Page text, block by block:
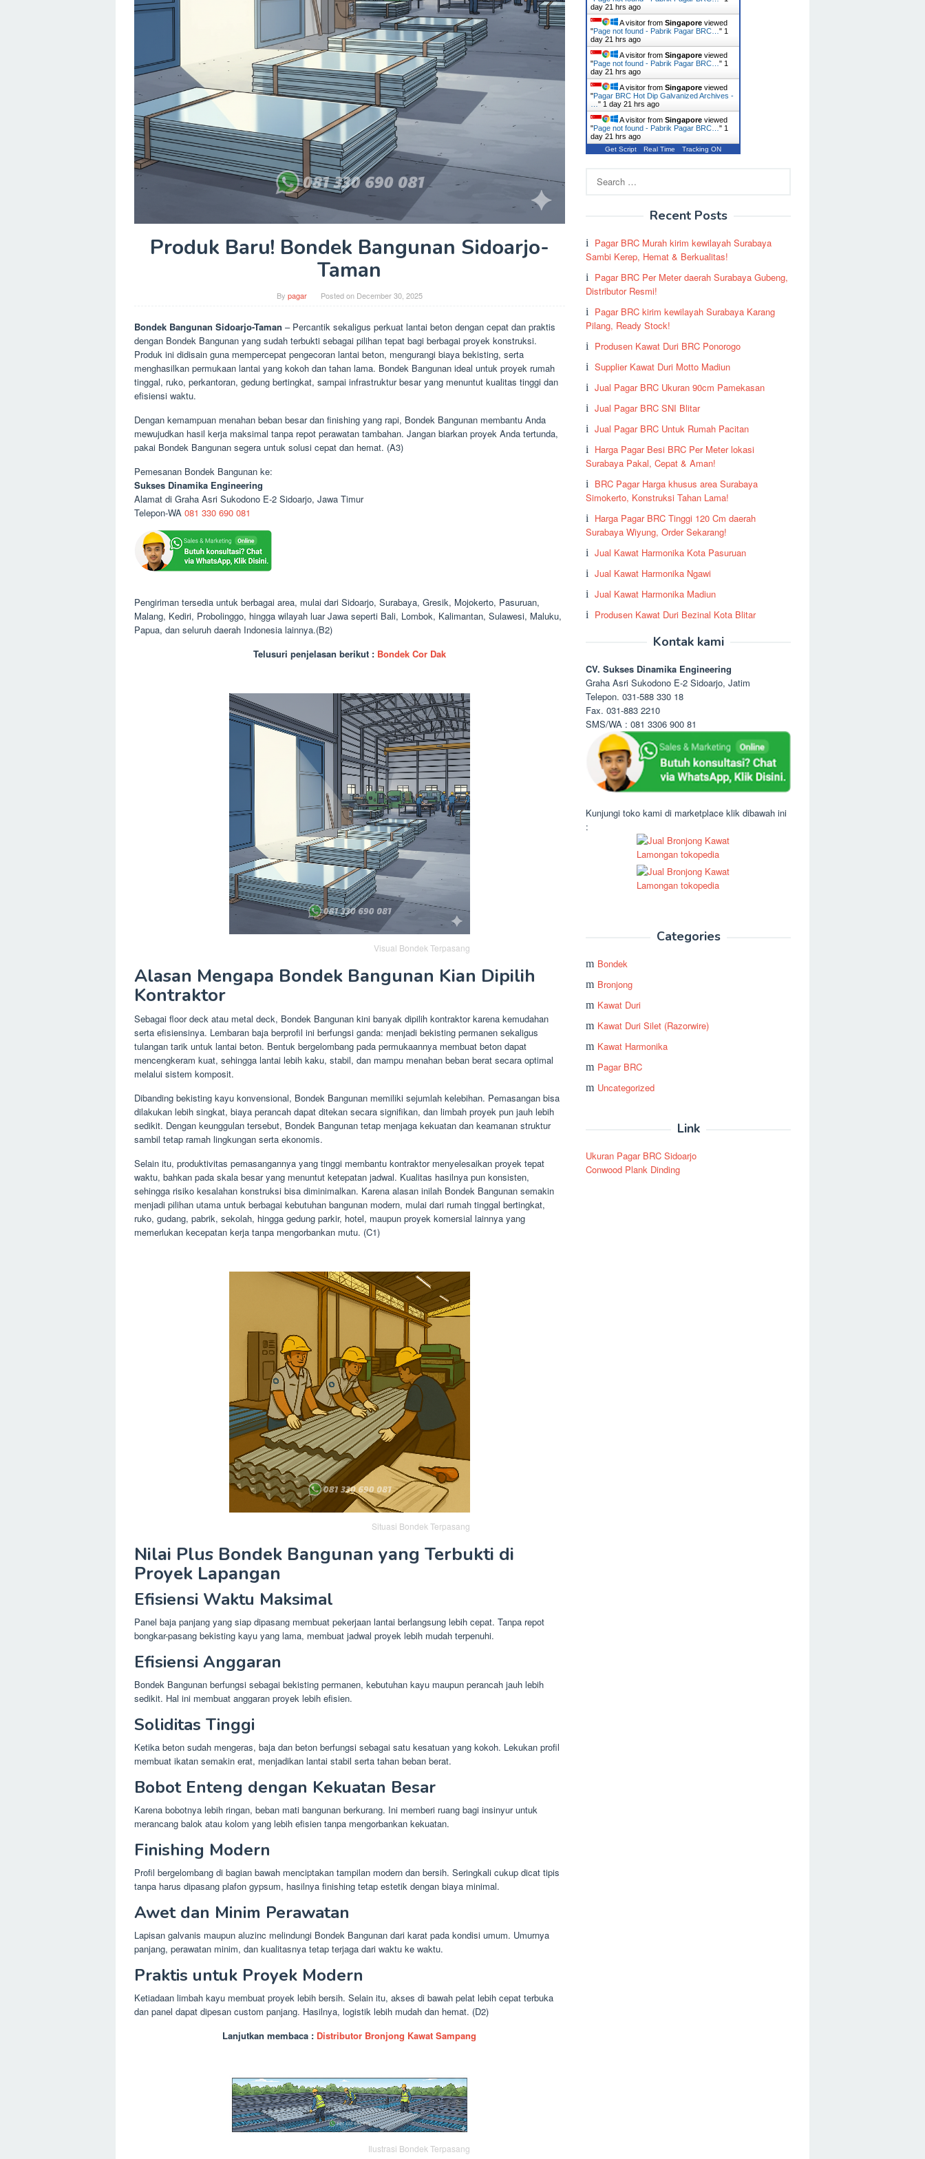
Produk Baru! Bondek Bangunan Sidoarjo-
Taman
By pagar Posted on December 30, 2025
Bondek Bangunan Sidoarjo-Taman – Percantik sekaligus perkuat lantai beton dengan cepat dan praktis
dengan Bondek Bangunan yang sudah terbukti sebagai pilihan tepat bagi berbagai proyek konstruksi.
Produk ini didisain guna mempercepat pengecoran lantai beton, mengurangi biaya bekisting, serta
menghasilkan permukaan lantai yang kokoh dan tahan lama. Bondek Bangunan ideal untuk proyek rumah
tinggal, ruko, perkantoran, gedung bertingkat, sampai infrastruktur besar yang menuntut kualitas tinggi dan
efisiensi waktu.
Dengan kemampuan menahan beban besar dan finishing yang rapi, Bondek Bangunan membantu Anda
mewujudkan hasil kerja maksimal tanpa repot perawatan tambahan. Jangan biarkan proyek Anda tertunda,
pakai Bondek Bangunan segera untuk solusi cepat dan hemat. (A3)
Pemesanan Bondek Bangunan ke:
Sukses Dinamika Engineering
Alamat di Graha Asri Sukodono E-2 Sidoarjo, Jawa Timur
Telepon-WA 081 330 690 081
Pengiriman tersedia untuk berbagai area, mulai dari Sidoarjo, Surabaya, Gresik, Mojokerto, Pasuruan,
Malang, Kediri, Probolinggo, hingga wilayah luar Jawa seperti Bali, Lombok, Kalimantan, Sulawesi, Maluku,
Papua, dan seluruh daerah Indonesia lainnya.(B2)
Telusuri penjelasan berikut : Bondek Cor Dak
Visual Bondek Terpasang
Alasan Mengapa Bondek Bangunan Kian Dipilih
Kontraktor
Sebagai floor deck atau metal deck, Bondek Bangunan kini banyak dipilih kontraktor karena kemudahan
serta efisiensinya. Lembaran baja berprofil ini berfungsi ganda: menjadi bekisting permanen sekaligus
tulangan tarik untuk lantai beton. Bentuk bergelombang pada permukaannya membuat beton dapat
mencengkeram kuat, sehingga lantai lebih kaku, stabil, dan mampu menahan beban berat secara optimal
melalui sistem komposit.
Dibanding bekisting kayu konvensional, Bondek Bangunan memiliki sejumlah kelebihan. Pemasangan bisa
dilakukan lebih singkat, biaya perancah dapat ditekan secara signifikan, dan limbah proyek pun jauh lebih
sedikit. Dengan keunggulan tersebut, Bondek Bangunan tetap menjaga kekuatan dan keamanan struktur
sambil tetap ramah lingkungan serta ekonomis.
Selain itu, produktivitas pemasangannya yang tinggi membantu kontraktor menyelesaikan proyek tepat
waktu, bahkan pada skala besar yang menuntut ketepatan jadwal. Kualitas hasilnya pun konsisten,
sehingga risiko kesalahan konstruksi bisa diminimalkan. Karena alasan inilah Bondek Bangunan semakin
menjadi pilihan utama untuk berbagai kebutuhan bangunan modern, mulai dari rumah tinggal bertingkat,
ruko, gudang, pabrik, sekolah, hingga gedung parkir, hotel, maupun proyek komersial lainnya yang
memerlukan kecepatan kerja tanpa mengorbankan mutu. (C1)
Situasi Bondek Terpasang
Nilai Plus Bondek Bangunan yang Terbukti di
Proyek Lapangan
Efisiensi Waktu Maksimal
Panel baja panjang yang siap dipasang membuat pekerjaan lantai berlangsung lebih cepat. Tanpa repot
bongkar-pasang bekisting kayu yang lama, membuat jadwal proyek lebih mudah terpenuhi.
Efisiensi Anggaran
Bondek Bangunan berfungsi sebagai bekisting permanen, kebutuhan kayu maupun perancah jauh lebih
sedikit. Hal ini membuat anggaran proyek lebih efisien.
Soliditas Tinggi
Ketika beton sudah mengeras, baja dan beton berfungsi sebagai satu kesatuan yang kokoh. Lekukan profil
membuat ikatan semakin erat, menjadikan lantai stabil serta tahan beban berat.
Bobot Enteng dengan Kekuatan Besar
Karena bobotnya lebih ringan, beban mati bangunan berkurang. Ini memberi ruang bagi insinyur untuk
merancang balok atau kolom yang lebih efisien tanpa mengorbankan kekuatan.
Finishing Modern
Profil bergelombang di bagian bawah menciptakan tampilan modern dan bersih. Seringkali cukup dicat tipis
tanpa harus dipasang plafon gypsum, hasilnya finishing tetap estetik dengan biaya minimal.
Awet dan Minim Perawatan
Lapisan galvanis maupun aluzinc melindungi Bondek Bangunan dari karat pada kondisi umum. Umurnya
panjang, perawatan minim, dan kualitasnya tetap terjaga dari waktu ke waktu.
Praktis untuk Proyek Modern
Ketiadaan limbah kayu membuat proyek lebih bersih. Selain itu, akses di bawah pelat lebih cepat terbuka
dan panel dapat dipesan custom panjang. Hasilnya, logistik lebih mudah dan hemat. (D2)
Lanjutkan membaca : Distributor Bronjong Kawat Sampang
Ilustrasi Bondek Terpasang
day 21 hrs ago
A visitor fromSingapore viewed
"Page not found - Pabrik Pagar BRC…" 1
day 21 hrs ago
A visitor fromSingapore viewed
"Page not found - Pabrik Pagar BRC…" 1
day 21 hrs ago
A visitor fromSingapore viewed
"Pagar BRC Hot Dip Galvanized Archives -
…" 1 day 21 hrs ago
A visitor fromSingapore viewed
"Page not found - Pabrik Pagar BRC…" 1
day 21 hrs ago
Get Script Real Time Tracking ON
for:
Recent Posts
Pagar BRC Murah kirim kewilayah Surabaya
Sambi Kerep, Hemat & Berkualitas!
Pagar BRC Per Meter daerah Surabaya Gubeng,
Distributor Resmi!
Pagar BRC kirim kewilayah Surabaya Karang
Pilang, Ready Stock!
Produsen Kawat Duri BRC Ponorogo
Supplier Kawat Duri Motto Madiun
Jual Pagar BRC Ukuran 90cm Pamekasan
Jual Pagar BRC SNI Blitar
Jual Pagar BRC Untuk Rumah Pacitan
Harga Pagar Besi BRC Per Meter lokasi
Surabaya Pakal, Cepat & Aman!
BRC Pagar Harga khusus area Surabaya
Simokerto, Konstruksi Tahan Lama!
Harga Pagar BRC Tinggi 120 Cm daerah
Surabaya Wiyung, Order Sekarang!
Jual Kawat Harmonika Kota Pasuruan
Jual Kawat Harmonika Ngawi
Jual Kawat Harmonika Madiun
Produsen Kawat Duri Bezinal Kota Blitar
Kontak kami
CV. Sukses Dinamika Engineering
Graha Asri Sukodono E-2 Sidoarjo, Jatim
Telepon. 031-588 330 18
Fax. 031-883 2210
SMS/WA : 081 3306 900 81
Kunjungi toko kami di marketplace klik dibawah ini
:
Categories
Bondek
Bronjong
Kawat Duri
Kawat Duri Silet (Razorwire)
Kawat Harmonika
Pagar BRC
Uncategorized
Link
Ukuran Pagar BRC Sidoarjo
Conwood Plank Dinding